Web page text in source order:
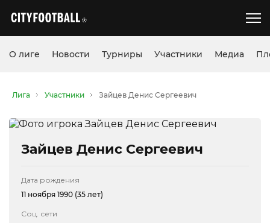
О лиге Новости Турниры Участники Медиа
Лига Участники Зайцев Денис Сергеевич
Зайцев Денис Сергеевич
Дата рождения
11 ноября 1990 (35 лет)
Соц. сети